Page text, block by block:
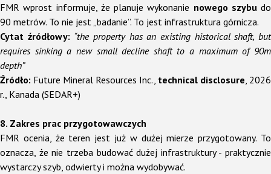
FMR wprost informuje, że planuje wykonanie nowego szybudo
90 metrów. To nie jest „badanie”. To jest infrastruktura górnicza.
Cytat źródłowy: “the property has an existing historical shaft, but
requires sinking a new small decline shaft to a maximum of 90m
depth”
Źródło: Future Mineral Resources Inc., technical disclosure, 2026
r., Kanada (SEDAR+)
8. Zakres prac przygotowawczych
FMR ocenia, że teren jest już w dużej mierze przygotowany. To
oznacza, że nie trzeba budować dużej infrastruktury - praktycznie
wystarczy szyb, odwierty i można wydobywać.